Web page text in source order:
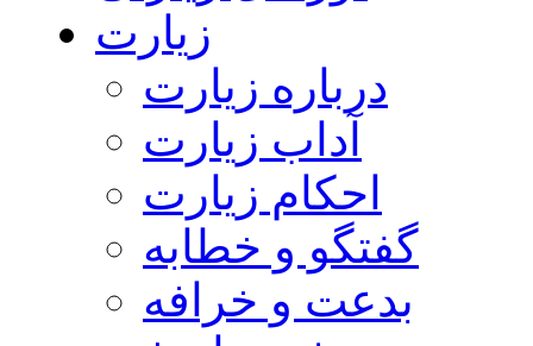
زیارت
درباره زیارت
آداب زیارت
احکام زیارت
گفتگو و خطابه
بدعت و خرافه